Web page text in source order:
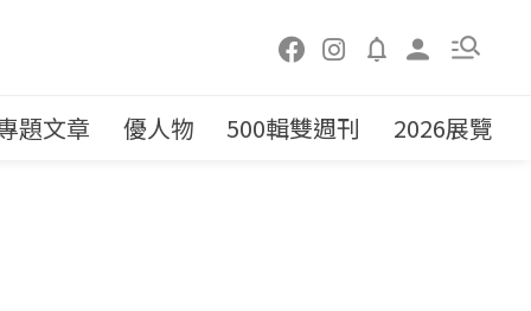
題文章 優人物 500輯雙週刊 2026展覽